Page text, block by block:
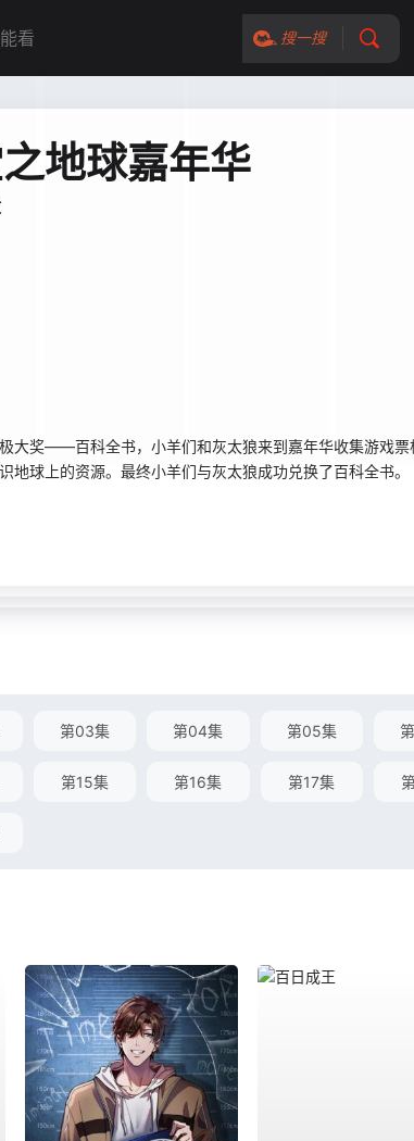
搜一搜
地球嘉年华
大奖——百科全书，小羊们和灰太狼来到嘉年华收集游戏
地球上的资源。最终小羊们与灰太狼成功兑换了百科全书
第03集 第04集 第05集
第15集 第16集 第17集